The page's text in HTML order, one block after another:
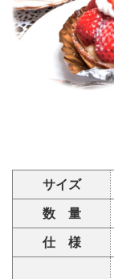
サイズ
数 量
仕 様